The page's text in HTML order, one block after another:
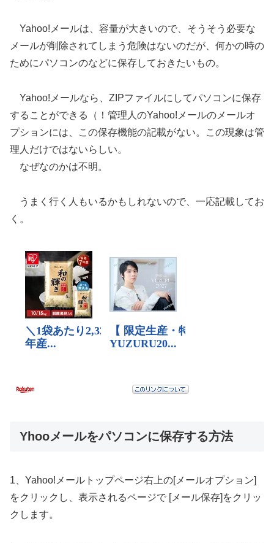
Yahoo!メールは、容量が大きいので、そうそう必要な
メールが削除されてしまう危険はないのだが、何かの時の
ためにパソコンのなどに保存しておきたいもの。
Yahoo!メールなら、ZIPファイルにしてパソコンに保存
することができる（！管理人のYahoo!メールのメールオ
プションには、この保存機能の記載がない。この現象は管
理人だけではないらしい。
なぜなのかは不明。
うまく行く人もいるかもしれないので、一応記載してお
く。
Yhooメールをパソコンに保存する方法
1、Yahoo!メールトップページ右上の[メールオプション]
をクリックし、表示されるページで [メール保存]をクリッ
クします。